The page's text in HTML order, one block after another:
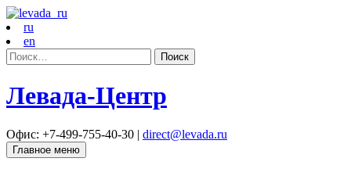
ru
en
Найти:
Левада-Центр
Офис: +7-499-755-40-30 | direct@levada.ru
Главное меню